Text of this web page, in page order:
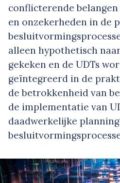
conflicterende
en onzekerheden in de
alleen hypothetisch
gekeken en de UDTs
geïntegreerd in de
de betrokkenheid van
de implementatie van
daadwerkelijke